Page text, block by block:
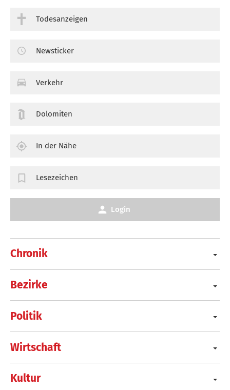
Chronik
Bezirke
Politik
Wirtschaft
Kultur
Todesanzeigen
Newsticker
Verkehr
Dolomiten
In der Nähe
Lesezeichen
Login